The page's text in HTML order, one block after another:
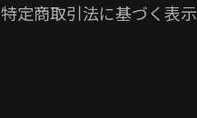
特定商取引法に基づく表示